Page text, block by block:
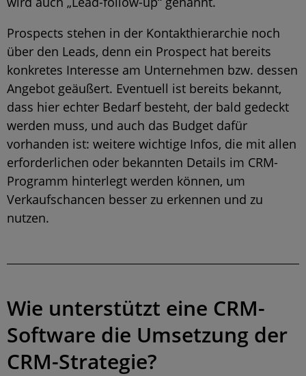
Prospects stehen in der Kontakthierarchie noch
über den Leads, denn ein Prospect hat bereits
konkretes Interesse am Unternehmen bzw. dessen
Angebot geäußert. Eventuell ist bereits bekannt,
dass hier echter Bedarf besteht, der bald gedeckt
werden muss, und auch das Budget dafür
vorhanden ist: weitere wichtige Infos, die mit allen
erforderlichen oder bekannten Details im CRM-
Programm hinterlegt werden können, um
Verkaufschancen besser zu erkennen und zu
nutzen.
Wie unterstützt eine CRM-
Software die Umsetzung der
CRM-Strategie?